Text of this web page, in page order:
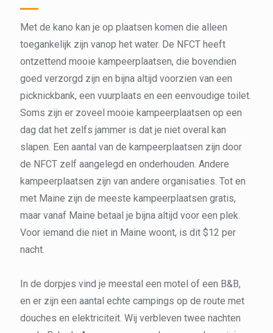
Met de kano kan je op plaatsen komen die alleen
toegankelijk zijn vanop het water. De NFCT heeft
ontzettend mooie kampeerplaatsen, die bovendien
goed verzorgd zijn en bijna altijd voorzien van een
picknickbank, een vuurplaats en een eenvoudige toilet.
Soms zijn er zoveel mooie kampeerplaatsen op een
dag dat het zelfs jammer is dat je niet overal kan
slapen. Een aantal van de kampeerplaatsen zijn door
de NFCT zelf aangelegd en onderhouden. Andere
kampeerplaatsen zijn van andere organisaties. Tot en
met Maine zijn de meeste kampeerplaatsen gratis,
maar vanaf Maine betaal je bijna altijd voor een plek.
Voor iemand die niet in Maine woont, is dit $12 per
nacht.
In de dorpjes vind je meestal een motel of een B&B,
en er zijn een aantal echte campings op de route met
douches en elektriciteit. Wij verbleven twee nachten